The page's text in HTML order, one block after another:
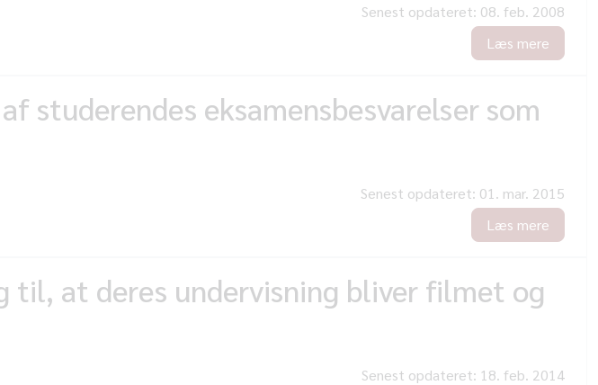
Senest opdateret: 08. feb. 2008
Læs mere
studerendes eksamensbesvarelser som
Senest opdateret: 01. mar. 2015
Læs mere
til, at deres undervisning bliver filmet og
Senest opdateret: 18. feb. 2014